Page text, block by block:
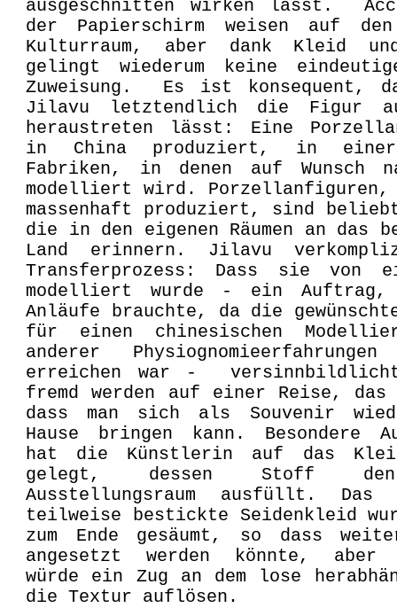
ausgeschnitten wirken lässt.
der Papierschirm weisen auf
Kulturraum, aber dank Kleid
gelingt wiederum keine
Zuweisung. Es ist konsequent,
Jilavu letztendlich die Figur
heraustreten lässt: Eine
in China produziert, in einer
Fabriken, in denen auf Wunsch
modelliert wird. Porzellanfiguren,
massenhaft produziert, sind
die in den eigenen Räumen an das
Land erinnern. Jilavu
Transferprozess: Dass sie von
modelliert wurde - ein Auftrag,
Anläufe brauchte, da die
für einen chinesischen
anderer
erreichen war - versinnbildlicht
fremd werden auf einer Reise,
dass man sich als Souvenir
Hause bringen kann. Besondere
hat die Künstlerin auf das
gelegt, dessen Stoff den
Ausstellungsraum ausfüllt. Das
teilweise bestickte Seidenkleid
zum Ende gesäumt, so dass
angesetzt werden könnte,
würde ein Zug an dem lose
die Textur auflösen.